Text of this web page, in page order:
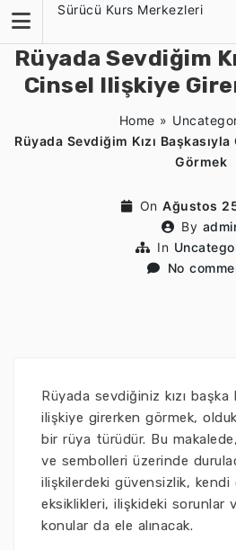
content
Sürücü Kurs Merkezleri
Rüyada Sevdiğim
Cinsel Ilişkiye
Home »
Rüyada Sevdiğim Kızı
Görmek
On Ağustos
By
In
No
Rüyada sevdiğiniz kızı
ilişkiye girerken görmek,
bir rüya türüdür. Bu
ve sembolleri üzerinde
ilişkilerdeki güvensizlik, kendi
eksiklikleri, ilişkideki sorunlar
konular da ele alınacak.